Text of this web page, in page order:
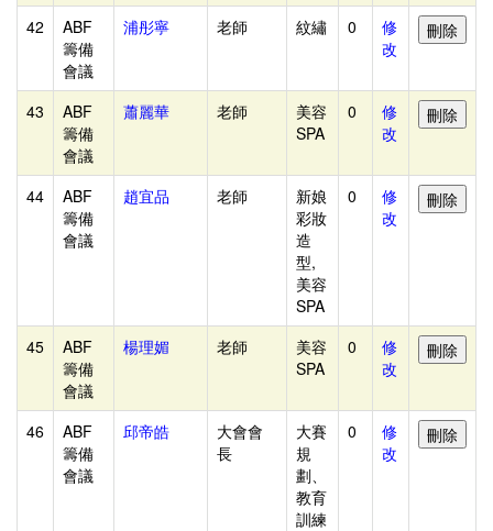
-
各
組
別-
統
計
評
審
資
料
42
ABF
籌備
會議
浦彤寧 老師 紋繡 0
修
改
43
ABF
籌備
會議
蕭麗華 老師
美容
SPA
0
修
改
44
ABF
籌備
會議
趙宜品 老師
新娘
彩妝
造
型,
美容
SPA
0
修
改
45
ABF
籌備
會議
楊理媚 老師
美容
SPA
0
修
改
46
ABF
籌備
會議
邱帝皓
大會會
長
大賽
規
劃、
教育
訓練
0
修
改